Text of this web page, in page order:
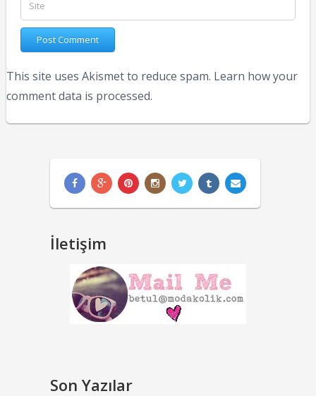
This site uses Akismet to reduce spam. Learn how your
comment data is processed.
İletişim
Son Yazılar